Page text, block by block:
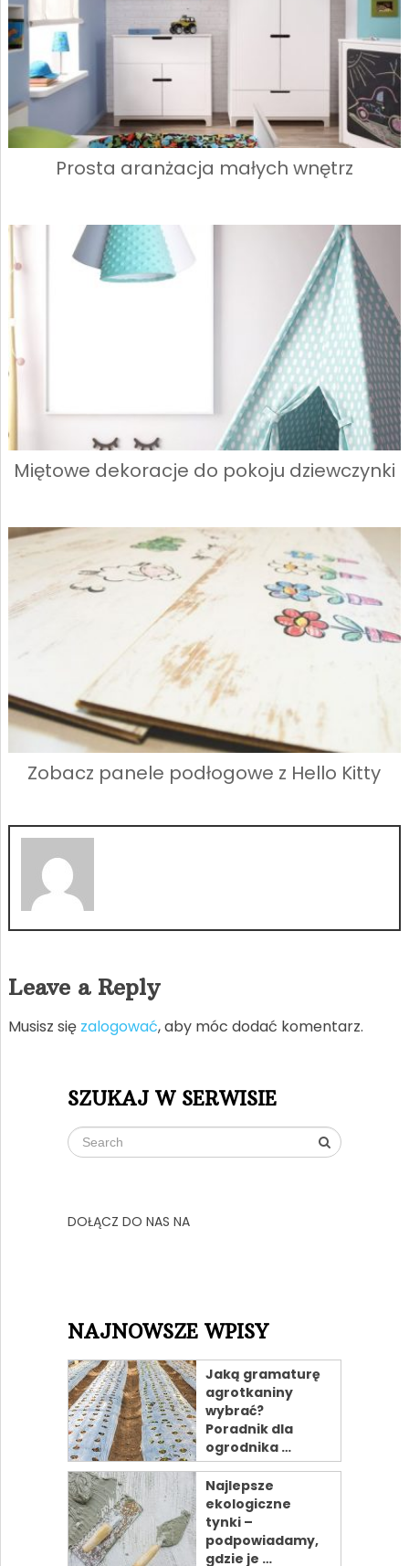
Prosta aranżacja małych wnętrz
Miętowe dekoracje do pokoju dziewczynki
Zobacz panele podłogowe z Hello Kitty
Leave a Reply
Musisz się zalogować, aby móc dodać komentarz.
SZUKAJ W SERWISIE
DOŁĄCZ DO NAS NA
NAJNOWSZE WPISY
Jaką gramaturę
agrotkaniny
wybrać?
Poradnik dla
ogrodnika …
Najlepsze
ekologiczne
tynki –
podpowiadamy,
gdzie je …